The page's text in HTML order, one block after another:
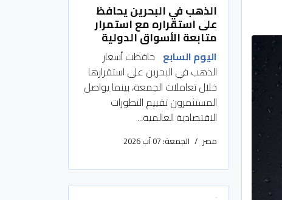
الذهب في البحرين يحافظ
على استقراره مع استمرار
متابعة الأسواق الدولية
اليوم السابع حافظت أسعار
الذهب في البحرين على استقرارها
خلال تعاملات الجمعة، بينما يواصل
المستثمرون تقييم التطورات
الاقتصادية العالمية...
مصر الجمعة: 07 آب 2026